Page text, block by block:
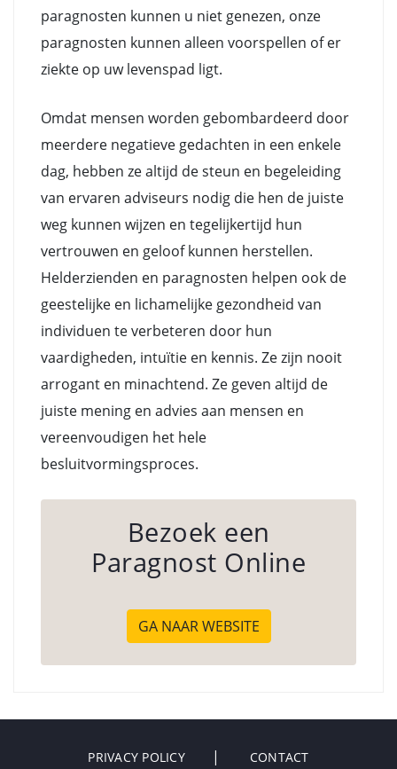
paragnosten kunnen u niet genezen, onze
paragnosten kunnen alleen voorspellen of er
ziekte op uw levenspad ligt.
Omdat mensen worden gebombardeerd door
meerdere negatieve gedachten in een enkele
dag, hebben ze altijd de steun en begeleiding
van ervaren adviseurs nodig die hen de juiste
weg kunnen wijzen en tegelijkertijd hun
vertrouwen en geloof kunnen herstellen.
Helderzienden en paragnosten helpen ook de
geestelijke en lichamelijke gezondheid van
individuen te verbeteren door hun
vaardigheden, intuïtie en kennis. Ze zijn nooit
arrogant en minachtend. Ze geven altijd de
juiste mening en advies aan mensen en
vereenvoudigen het hele
besluitvormingsproces.
Bezoek een
Paragnost Online
GA NAAR WEBSITE
PRIVACY POLICY CONTACT